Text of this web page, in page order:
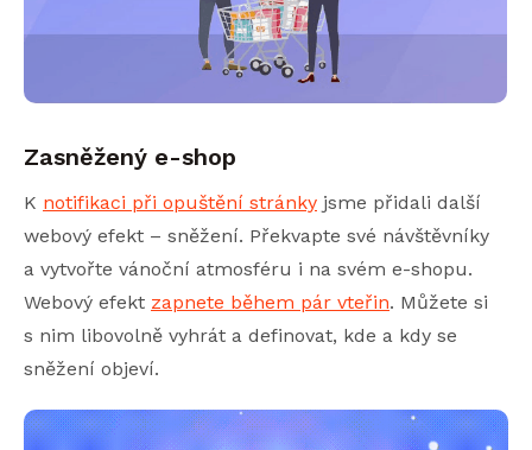
Zasněžený e-shop
K notifikaci při opuštění stránky jsme přidali další
webový efekt – sněžení. Překvapte své návštěvníky
a vytvořte vánoční atmosféru i na svém e-shopu.
Webový efekt zapnete během pár vteřin. Můžete si
s nim libovolně vyhrát a definovat, kde a kdy se
sněžení objeví.